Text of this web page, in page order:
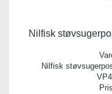
Nilfisk
Nilfisk